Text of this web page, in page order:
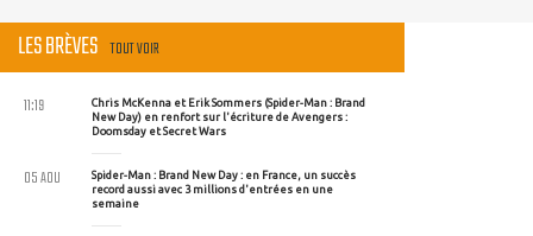
LES BRÈVES TOUT VOIR
Chris McKenna et Erik Sommers (Spider-Man : Brand
New Day) en renfort sur l'écriture de Avengers :
Doomsday et Secret Wars
11:19
Spider-Man : Brand New Day : en France, un succès
record aussi avec 3 millions d'entrées en une
semaine
05 AOU